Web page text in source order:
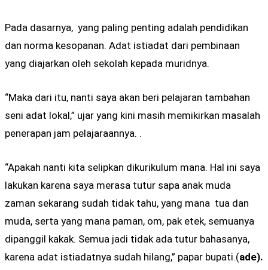
Pada dasarnya, yang paling penting adalah pendidikan
dan norma kesopanan. Adat istiadat dari pembinaan
yang diajarkan oleh sekolah kepada muridnya.
“Maka dari itu, nanti saya akan beri pelajaran tambahan
seni adat lokal,” ujar yang kini masih memikirkan masalah
penerapan jam pelajaraannya. .
“Apakah nanti kita selipkan dikurikulum mana. Hal ini saya
lakukan karena saya merasa tutur sapa anak muda
zaman sekarang sudah tidak tahu, yang mana tua dan
muda, serta yang mana paman, om, pak etek, semuanya
dipanggil kakak. Semua jadi tidak ada tutur bahasanya,
karena adat istiadatnya sudah hilang,” papar bupati.(ade).